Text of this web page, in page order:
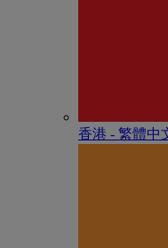
香港 - 繁體中